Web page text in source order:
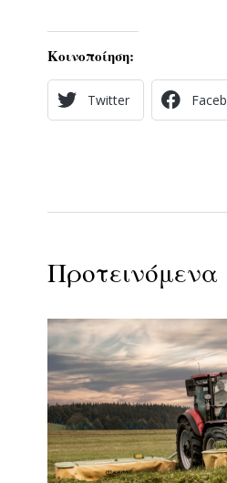
Κοινοποίηση:
Twitter
Προτεινόμενα